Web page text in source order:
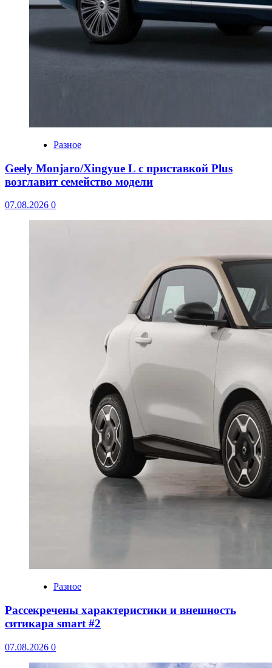
Разное
Geely Monjaro/Xingyue L с приставкой Plus
возглавит семейство модели
07.08.2026 0
Разное
Рассекречены характеристики и внешность
ситикара smart #2
07.08.2026 0